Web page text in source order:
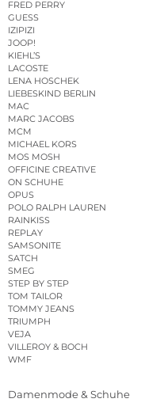
FRED PERRY
GUESS
IZIPIZI
JOOP!
KIEHL’S
LACOSTE
LENA HOSCHEK
LIEBESKIND BERLIN
MAC
MARC JACOBS
MCM
MICHAEL KORS
MOS MOSH
OFFICINE CREATIVE
ON SCHUHE
OPUS
POLO RALPH LAUREN
RAINKISS
REPLAY
SAMSONITE
SATCH
SMEG
STEP BY STEP
TOM TAILOR
TOMMY JEANS
TRIUMPH
VEJA
VILLEROY & BOCH
WMF
Damenmode & Schuhe